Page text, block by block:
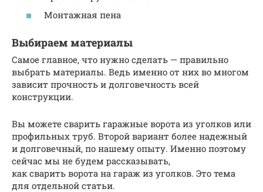
Монтажная пена
Выбираем материалы
Самое главное, что нужно сделать — правильно
выбрать материалы. Ведь именно от них во многом
зависит прочность и долговечность всей
конструкции.
Вы можете сварить гаражные ворота из уголков или
профильных труб. Второй вариант более надежный
и долговечный, по нашему опыту. Именно поэтому
сейчас мы не будем рассказывать,
как сварить ворота на гараж из уголков. Это тема
для отдельной статьи.